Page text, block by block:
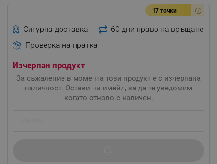
17 точки
Сигурна доставка
60 дни право на връщане
Проверка на пратка
Изчерпан продукт
За съжаление в момента този продукт е с изчерпана
наличност. Остави ни имейл, за да те уведомим
когато отново е наличен.